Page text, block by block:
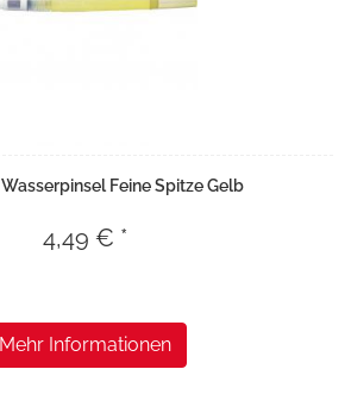
Feine Spitze Gelb
4,49 € *
Mehr Informationen